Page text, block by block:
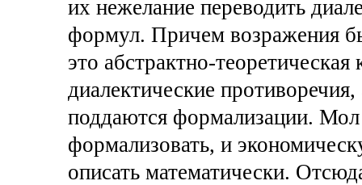
их нежелание переводить
формул. Причем возражения
это абстрактно-
диалектические
поддаются формализации.
формализовать, и
описать математически.